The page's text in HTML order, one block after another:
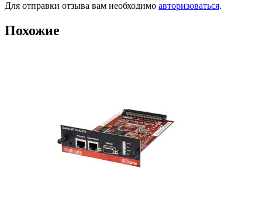
Для отправки отзыва вам необходимо авторизоваться.
Похожие